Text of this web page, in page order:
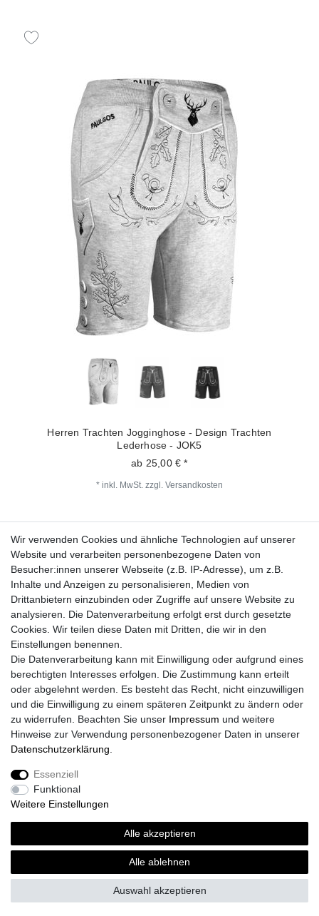
Herren Trachten Jogginghose - Design Trachten
Lederhose - JOK5
ab 25,00 € *
* inkl. MwSt. zzgl. Versandkosten
Fragen zur Bestellung?
Zahlungsarten
Versand
Vorteile
Impressum
Widerrufs­recht Vertrag widerrufen
Wir verwenden Cookies und ähnliche Technologien auf unserer
Website und verarbeiten personenbezogene Daten von
Besucher:innen unserer Webseite (z.B. IP-Adresse), um z.B.
Inhalte und Anzeigen zu personalisieren, Medien von
Drittanbietern einzubinden oder Zugriffe auf unsere Website zu
analysieren. Die Datenverarbeitung erfolgt erst durch gesetzte
Cookies. Wir teilen diese Daten mit Dritten, die wir in den
Einstellungen benennen.
Die Datenverarbeitung kann mit Einwilligung oder aufgrund eines
berechtigten Interesses erfolgen. Die Zustimmung kann erteilt
oder abgelehnt werden. Es besteht das Recht, nicht einzuwilligen
und die Einwilligung zu einem späteren Zeitpunkt zu ändern oder
zu widerrufen. Beachten Sie unser Impressum und weitere
Hinweise zur Verwendung personenbezogener Daten in unserer
Daten­schutz­erklärung
Essenziell
Funktional
Weitere Einstellungen
Alle akzeptieren
Alle ablehnen
Auswahl akzeptieren